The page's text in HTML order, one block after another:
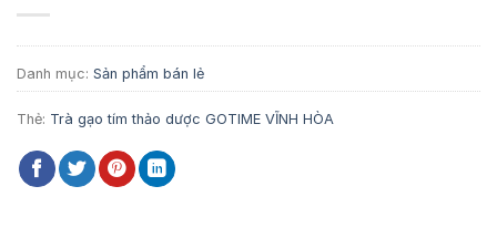
Danh mục: Sản phẩm bán lẻ
Thẻ: Trà gạo tím thảo dược GOTIME VĨNH HÒA